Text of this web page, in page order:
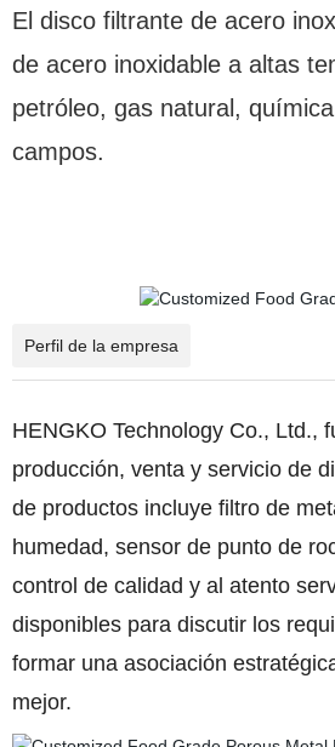
El disco filtrante de acero
de acero inoxidable a altas
petróleo, gas natural,
campos.
Perfil de la empresa
HENGKO Technology Co., Ltd.,
producción, venta y servicio de
de productos incluye filtro de
humedad, sensor de punto de
control de calidad y al atento
disponibles para discutir los
formar una asociación
mejor.